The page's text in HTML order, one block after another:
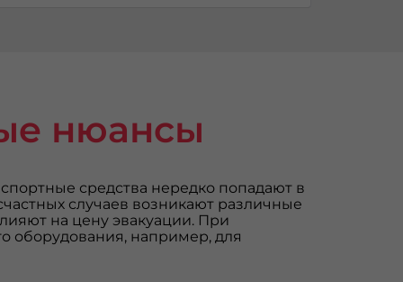
нюансы
средства нередко попадают в
случаев возникают различные
на цену эвакуации. При
оборудования, например, для